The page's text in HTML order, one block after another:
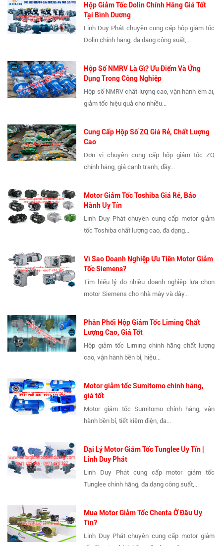
Hộp Giảm Tốc Dolin Chính Hãng Giá Tốt
Tại Bình Dương
Linh Duy Phát chuyên cung cấp hộp giảm tốc
Dolin chính hãng, đa dạng công suất,...
Hộp Số NMRV Là Gì? Ưu Điểm Và Ứng
Dụng Trong Công Nghiệp
Hộp số NMRV chất lượng cao, vận hành êm ái,
giảm tốc hiệu quả cho nhiều...
Cung Cấp Hộp Số ZQ Giá Rẻ, Chất Lượng
Cao
Đơn vị chuyên cung cấp hộp giảm tốc ZQ
chính hãng, giá cạnh tranh, đầy...
Motor Giảm Tốc Toshiba Giá Rẻ, Bảo
Hành Uy Tín
Linh Duy Phát chuyên cung cấp motor giảm
tốc Toshiba chất lượng cao, đa dạng...
Vì Sao Doanh Nghiệp Ưu Tiên Motor Giảm
Tốc Siemens?
Tìm hiểu lý do nhiều doanh nghiệp lựa chọn
motor Siemens cho nhà máy và dây...
Phân Phối Hộp Giảm Tốc Liming Chất
Lượng Cao, Giá Tốt
Hộp giảm tốc Liming chính hãng chất lượng
cao, vận hành bền bỉ, hiệu...
Motor giảm tốc Sumitomo chính hãng,
giá tốt
Motor giảm tốc Sumitomo chính hãng, vận
hành bền bỉ, tiết kiệm điện, đa...
Đại Lý Motor Giảm Tốc Tunglee Uy Tín |
Linh Duy Phát
Linh Duy Phát cung cấp motor giảm tốc
Tunglee chính hãng, đa dạng công suất,...
Mua Motor Giảm Tốc Chenta Ở Đâu Uy
Tín?
Linh Duy Phát chuyên cung cấp motor giảm